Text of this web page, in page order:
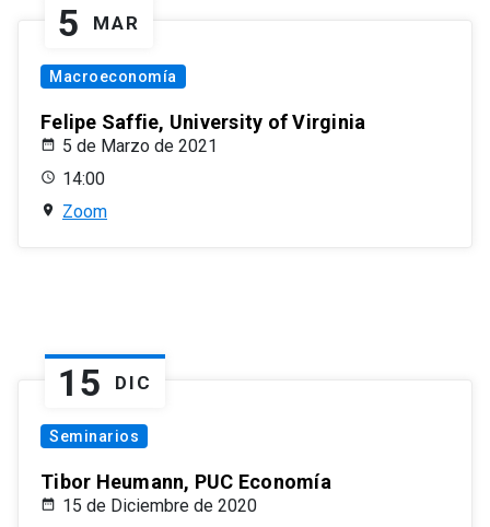
5 MAR
Macroeconomía
Felipe Saffie, University of Virginia
5 de Marzo de 2021
14:00
Zoom
15 DIC
Seminarios
Tibor Heumann, PUC Economía
15 de Diciembre de 2020